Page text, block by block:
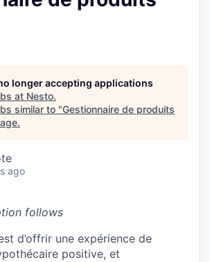
longer accepting applications
at Nesto.
similar to "Gestionnaire de produits
.
ago
follows
d’offrir une expérience de
positive, et